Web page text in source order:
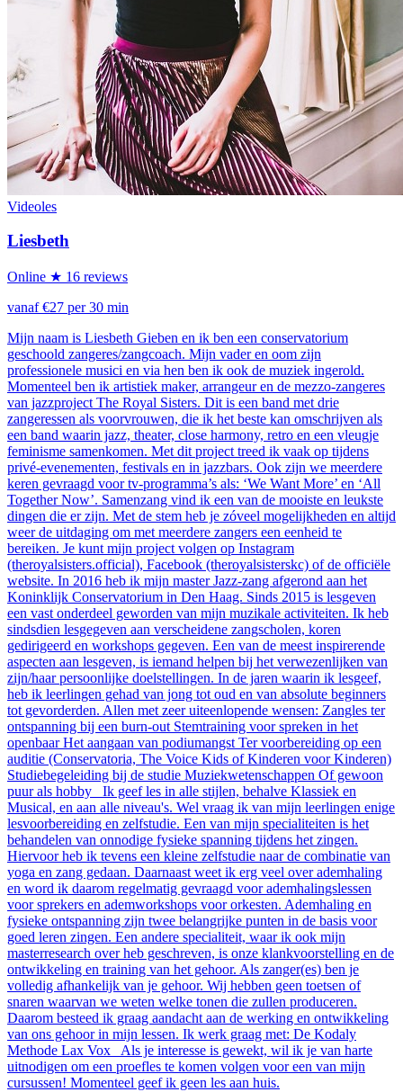
Videoles
Liesbeth
Online ★ 16 reviews
vanaf €27 per 30 min
Mijn naam is Liesbeth Gieben en ik ben een conservatorium
geschoold zangeres/zangcoach. Mijn vader en oom zijn
professionele musici en via hen ben ik ook de muziek ingerold.
Momenteel ben ik artistiek maker, arrangeur en de mezzo-zangeres
van jazzproject The Royal Sisters. Dit is een band met drie
zangeressen als voorvrouwen, die ik het beste kan omschrijven als
een band waarin jazz, theater, close harmony, retro en een vleugje
feminisme samenkomen. Met dit project treed ik vaak op tijdens
privé-evenementen, festivals en in jazzbars. Ook zijn we meerdere
keren gevraagd voor tv-programma’s als: ‘We Want More’ en ‘All
Together Now’. Samenzang vind ik een van de mooiste en leukste
dingen die er zijn. Met de stem heb je zóveel mogelijkheden en altijd
weer de uitdaging om met meerdere zangers een eenheid te
bereiken. Je kunt mijn project volgen op Instagram
(theroyalsisters.official), Facebook (theroyalsisterskc) of de officiële
website. In 2016 heb ik mijn master Jazz-zang afgerond aan het
Koninklijk Conservatorium in Den Haag. Sinds 2015 is lesgeven
een vast onderdeel geworden van mijn muzikale activiteiten. Ik heb
sindsdien lesgegeven aan verscheidene zangscholen, koren
gedirigeerd en workshops gegeven. Een van de meest inspirerende
aspecten aan lesgeven, is iemand helpen bij het verwezenlijken van
zijn/haar persoonlijke doelstellingen. In de jaren waarin ik lesgeef,
heb ik leerlingen gehad van jong tot oud en van absolute beginners
tot gevorderden. Allen met zeer uiteenlopende wensen: Zangles ter
ontspanning bij een burn-out Stemtraining voor spreken in het
openbaar Het aangaan van podiumangst Ter voorbereiding op een
auditie (Conservatoria, The Voice Kids of Kinderen voor Kinderen)
Studiebegeleiding bij de studie Muziekwetenschappen Of gewoon
puur als hobby Ik geef les in alle stijlen, behalve Klassiek en
Musical, en aan alle niveau's. Wel vraag ik van mijn leerlingen enige
lesvoorbereiding en zelfstudie. Een van mijn specialiteiten is het
behandelen van onnodige fysieke spanning tijdens het zingen.
Hiervoor heb ik tevens een kleine zelfstudie naar de combinatie van
yoga en zang gedaan. Daarnaast weet ik erg veel over ademhaling
en word ik daarom regelmatig gevraagd voor ademhalingslessen
voor sprekers en ademworkshops voor orkesten. Ademhaling en
fysieke ontspanning zijn twee belangrijke punten in de basis voor
goed leren zingen. Een andere specialiteit, waar ik ook mijn
masterresearch over heb geschreven, is onze klankvoorstelling en de
ontwikkeling en training van het gehoor. Als zanger(es) ben je
volledig afhankelijk van je gehoor. Wij hebben geen toetsen of
snaren waarvan we weten welke tonen die zullen produceren.
Daarom besteed ik graag aandacht aan de werking en ontwikkeling
van ons gehoor in mijn lessen. Ik werk graag met: De Kodaly
Methode Lax Vox Als je interesse is gewekt, wil ik je van harte
uitnodigen om een proefles te komen volgen voor een van mijn
cursussen! Momenteel geef ik geen les aan huis.